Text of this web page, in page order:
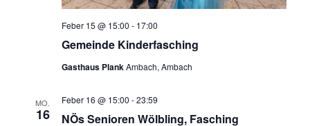
Gemeinde Kinderfasching
Feber 15 @ 15:00 - 17:00
Gasthaus Plank Ambach, Ambach
MO.
16 NÖs Senioren Wölbling, Fasching
Feber 16 @ 15:00 -23:59